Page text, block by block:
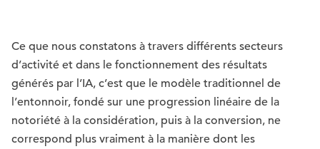
Ce que nous constatons à travers différents secteurs
d’activité et dans le fonctionnement des résultats
générés par l’IA, c’est que le modèle traditionnel de
l’entonnoir, fondé sur une progression linéaire de la
notoriété à la considération, puis à la conversion, ne
correspond plus vraiment à la manière dont les